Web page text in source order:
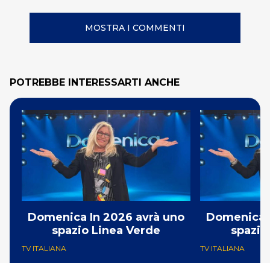
MOSTRA I COMMENTI
POTREBBE INTERESSARTI ANCHE
Domenica In 2026 avrà uno
spazio Linea Verde
TV ITALIANA
Domenica
TV ITALIANA